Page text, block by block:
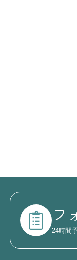
フ
24時間